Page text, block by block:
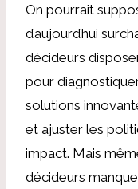
On pourrait
d’aujourd’hui
décideurs
pour
solutions
et ajuster les
impact. Mais
décideurs